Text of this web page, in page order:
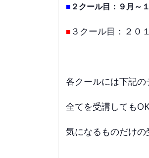
■ ２クール目：９月
■ ３クール目：２０
各クールには下記の
全てを受講してもOK
気になるものだけの